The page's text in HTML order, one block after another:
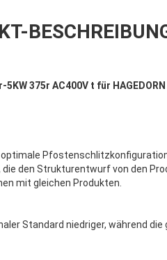
375r AC400V t für HAGEDORN
den Strukturentwurf von den
mit gleichen Produkten.
Standard niedriger, während